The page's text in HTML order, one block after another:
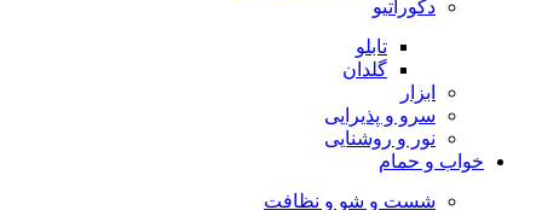
دکوراتیو
تابلو
گلدان
ابزار
سرو و پذیرایی
نور و روشنایی
خواب و حمام
شست و شو و نظافت